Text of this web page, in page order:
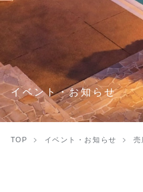
イベント・お知らせ
TOP イベント・お知らせ 売